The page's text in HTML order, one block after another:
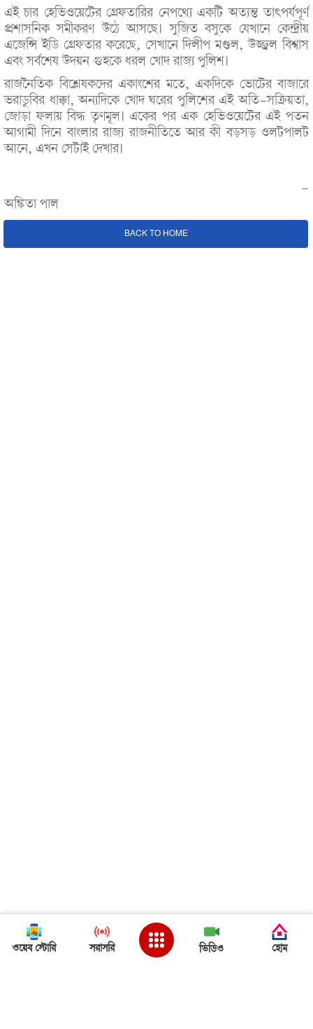
এই চার হেভিওয়েটের গ্রেফতারির নেপথ্যে একটি অত্যন্ত তাৎপর্যপূর্ণ
প্রশাসনিক সমীকরণ উঠে আসছে। সুজিত বসুকে যেখানে কেন্দ্রীয়
এজেন্সি ইডি গ্রেফতার করেছে, সেখানে দিলীপ মণ্ডল, উজ্জ্বল বিশ্বাস
এবং সর্বশেষ উদয়ন গুহকে ধরল খোদ রাজ্য পুলিশ।
রাজনৈতিক বিশ্লেষকদের একাংশের মতে, একদিকে ভোটের বাজারে
ভরাডুবির ধাক্কা, অন্যদিকে খোদ ঘরের পুলিশের এই অতি-সক্রিয়তা,
জোড়া ফলায় বিদ্ধ তৃণমূল। একের পর এক হেভিওয়েটের এই পতন
আগামী দিনে বাংলার রাজ্য রাজনীতিতে আর কী বড়সড় ওলটপালট
আনে, এখন সেটাই দেখার।
-
অঙ্কিতা পাল
BACK TO HOME
ওয়েব স্টোরি সরাসরি ভিডিও হোম